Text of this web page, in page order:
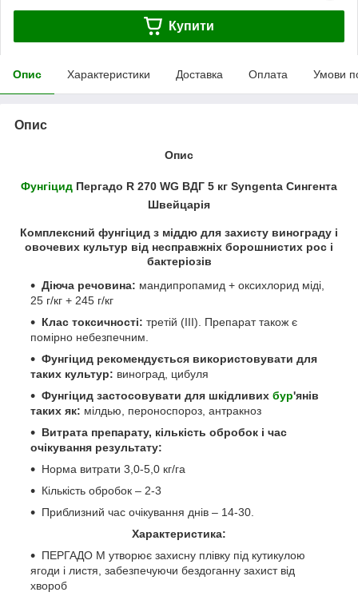
Купити
Опис Характеристики Доставка Оплата Умови
Опис
Опис
Фунгіцид Пергадо R 270 WG ВДГ 5 кг Syngenta Сингента
Швейцарія
Комплексний фунгіцид з міддю для захисту винограду і
овочевих культур від несправжніх борошнистих рос і
бактеріозів
Діюча речовина: мандипропамид + оксихлорид міді,
25 г/кг + 245 г/кг
Клас токсичності: третій (III). Препарат також є
помірно небезпечним.
Фунгіцид рекомендується використовувати для
таких культур: виноград, цибуля
Фунгіцид застосовувати для шкідливих бур'янів
таких як: мілдью, пероноспороз, антракноз
Витрата препарату, кількість обробок і час
очікування результату:
Норма витрати 3,0-5,0 кг/га
Кількість обробок – 2-3
Приблизний час очікування днів – 14-30.
Характеристика:
ПЕРГАДО М утворює захисну плівку під кутикулою
ягоди і листя, забезпечуючи бездоганну захист від
хвороб